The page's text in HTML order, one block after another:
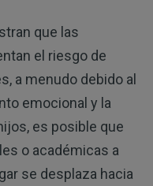
que las
el riesgo de
a menudo debido al
emocional y la
es posible que
o académicas a
se desplaza hacia